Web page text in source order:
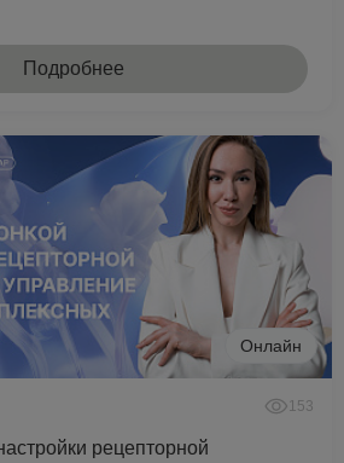
Подробнее
Онлайн
153
рецепторной